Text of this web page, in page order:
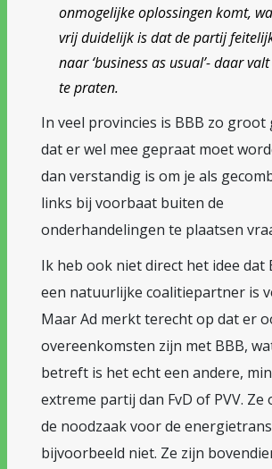
onmogelijke oplossingen komt,
vrij duidelijk is dat de partij
naar ‘business as usual’- daar
te praten.
In veel provincies is BBB zo groot
dat er wel mee gepraat moet
dan verstandig is om je als
links bij voorbaat buiten de
onderhandelingen te plaatsen
Ik heb ook niet direct het idee dat
een natuurlijke coalitiepartner is
Maar Ad merkt terecht op dat er
overeenkomsten zijn met BBB,
betreft is het echt een andere,
extreme partij dan FvD of PVV.
de noodzaak voor de
bijvoorbeeld niet. Ze zijn